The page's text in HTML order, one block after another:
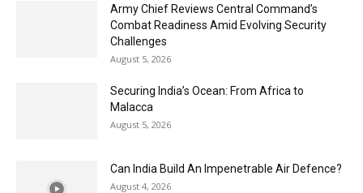
Army Chief Reviews Central Command’s
Combat Readiness Amid Evolving Security
Challenges
August 5, 2026
Securing India’s Ocean: From Africa to
Malacca
August 5, 2026
Can India Build An Impenetrable Air Defence?
August 4, 2026